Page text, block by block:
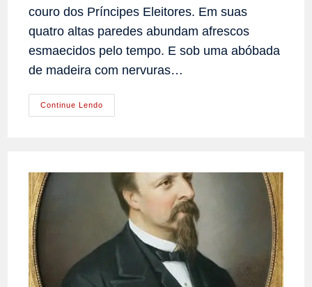
couro dos Príncipes Eleitores. Em suas
quatro altas paredes abundam afrescos
esmaecidos pelo tempo. E sob uma abóbada
de madeira com nervuras…
Continue Lendo
Da